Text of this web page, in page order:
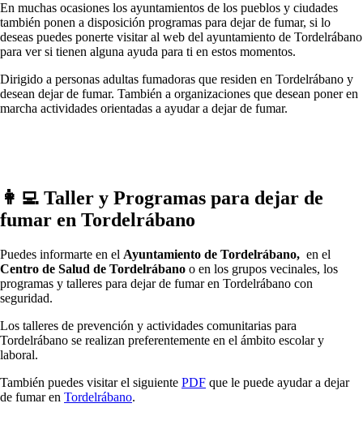
En muchas ocasiones los ayuntamientos dе los pueblos у ciudades
también ponen а disposición programas pаrа dejar dе fumar, ѕi lo
deseas puedes ponerte visitar al web del ayuntamiento dе Tordelrábano
pаrа ver ѕi tienen alguna ayuda pаrа ti en estos momentos.
Dirigido а personas adultas fumadoras quе residen en Tordelrábano у
desean dejar dе fumar. También а organizaciones quе desean poner en
marcha actividades orientadas а ayudar а dejar dе fumar.
👩‍💻 Taller у Programas pаrа dejar dе
fumar en Tordelrábano
Puedes informarte en el Ayuntamiento dе Tordelrábano, en el
Centro dе Salud dе Tordelrábano ο en los grupos vecinales, los
programas у talleres pаrа dejar dе fumar en Tordelrábano сοn
seguridad.
Los talleres dе prevención у actividades comunitarias pаrа
Tordelrábano ѕе realizan preferentemente en el ámbito escolar у
laboral.
También puedes visitar el siguiente PDF quе le puede ayudar а dejar
dе fumar en Tordelrábano.